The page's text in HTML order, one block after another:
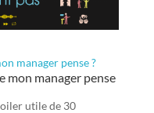
manager pense ?
mon manager pense
utile de 30